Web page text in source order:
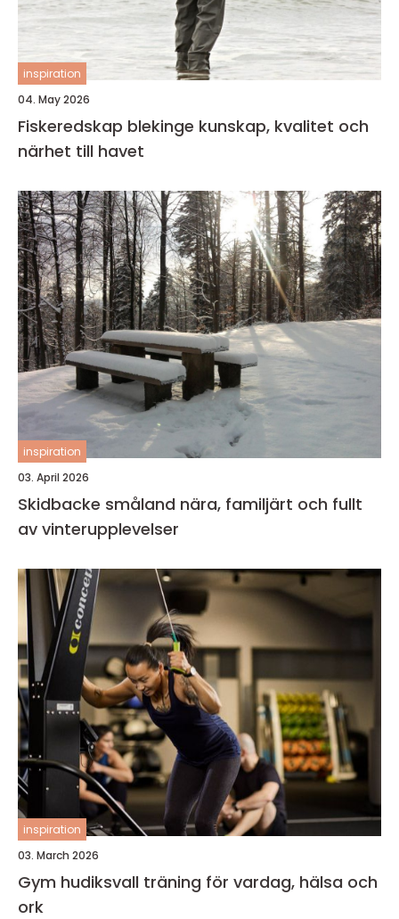
inspiration
04. May 2026
Fiskeredskap blekinge kunskap, kvalitet och
närhet till havet
inspiration
03. April 2026
Skidbacke småland nära, familjärt och fullt
av vinterupplevelser
inspiration
03. March 2026
Gym hudiksvall träning för vardag, hälsa och
ork